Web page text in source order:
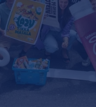
Ga verder